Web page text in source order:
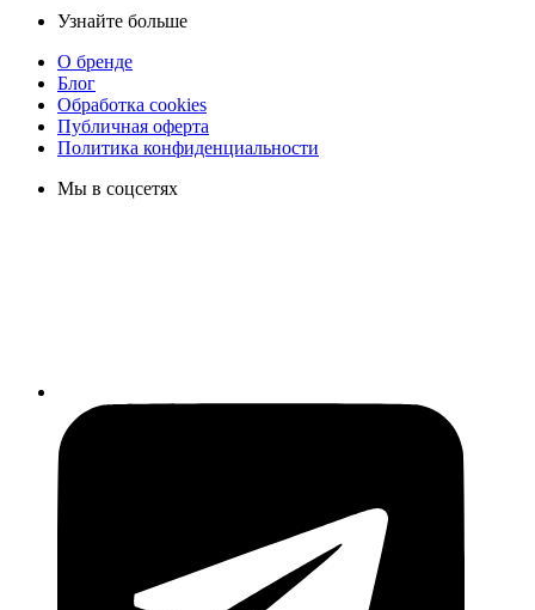
Узнайте больше
О бренде
Блог
Обработка cookies
Публичная оферта
Политика конфиденциальности
Мы в соцсетях